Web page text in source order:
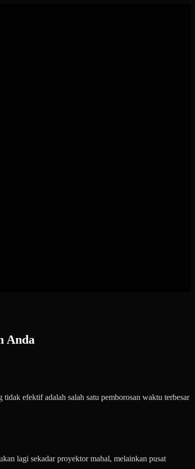
Anda
efektif adalah salah satu pemborosan waktu terbesar
lagi sekadar proyektor mahal, melainkan pusat